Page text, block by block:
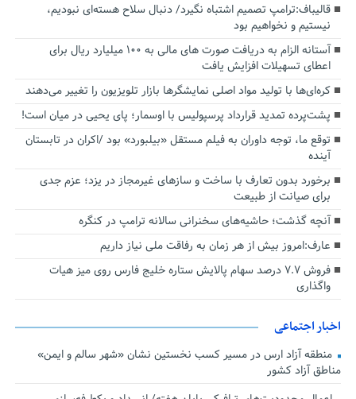
قالیباف:ترامپ تصمیم اشتباه نگیرد/ دنبال سلاح هسته‌ای نبودیم،
نیستیم و نخواهیم بود
آستانه الزام به دریافت صورت های مالی به ۱۰۰ میلیارد ریال برای
اعطای تسهیلات افزایش یافت
کره‌ای‌ها با تولید مواد اصلی نمایشگرها بازار تلویزیون را تغییر می‌دهند
پشت‌پرده تمدید قرارداد پرسپولیس با اوسمار؛ پای یحیی در میان است!
توقع ما، توجه داوران به فیلم مستقل «بیلبورد» بود /اکران در تابستان
آینده
برخورد بدون تعارف با ساخت‌ و سازهای غیرمجاز در یزد؛ عزم جدی
برای صیانت از طبیعت
آنچه گذشت؛ حاشیه‌های سخنرانی سالانه ترامپ در کنگره
عارف:امروز بیش از هر زمان به رفاقت ملی نیاز داریم
فروش ۷.۷ درصد سهام پالایش ستاره خلیج فارس روی میز هیات
واگذاری
اخبار اجتماعی
منطقه آزاد ارس در مسیر کسب نخستین نشان «شهر سالم و ایمن»
مناطق آزاد کشور